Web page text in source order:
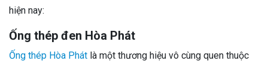
hiện nay:
Ống thép đen Hòa Phát
Ống thép Hòa Phát là một thương hiệu vô cùng quen thuộc